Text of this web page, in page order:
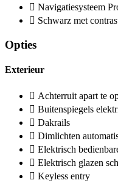
Navigatiesysteem
Schwarz met
Opties
Exterieur
Achterruit apart te
Buitenspiegels
Dakrails
Dimlichten
Elektrisch
Elektrisch glazen
Keyless entry